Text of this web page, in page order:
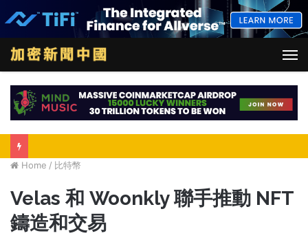
Home / 比特幣
Velas 和 Woonkly 聯手推動 NFT
鑄造和交易